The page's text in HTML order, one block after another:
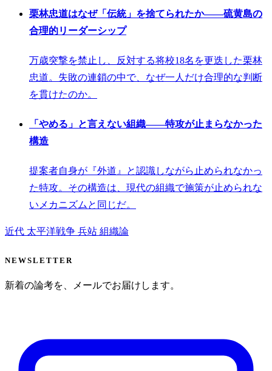
栗林忠道はなぜ「伝統」を捨てられたか——硫黄島の
合理的リーダーシップ
万歳突撃を禁止し、反対する将校18名を更迭した栗林
忠道。失敗の連鎖の中で、なぜ一人だけ合理的な判断
を貫けたのか。
「やめる」と言えない組織——特攻が止まらなかった
構造
提案者自身が『外道』と認識しながら止められなかっ
た特攻。その構造は、現代の組織で施策が止められな
いメカニズムと同じだ。
近代 太平洋戦争 兵站 組織論
NEWSLETTER
新着の論考を、メールでお届けします。